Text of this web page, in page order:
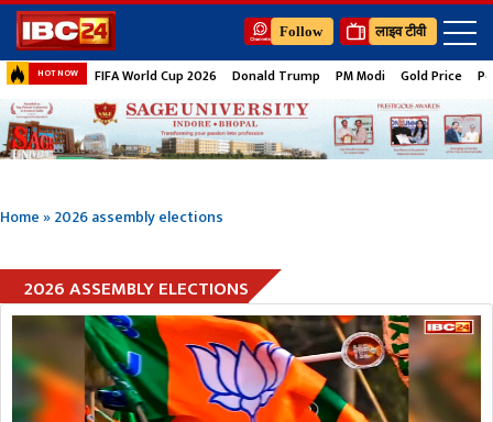
Follow लाइव टीवी
HOT NOW FIFA World Cup 2026 Donald Trump PM Modi Gold Price
Home»2026 assembly elections
2026 ASSEMBLY ELECTIONS